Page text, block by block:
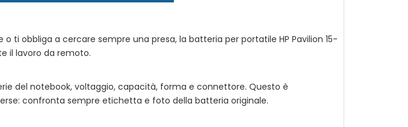
ti obbliga a cercare sempre una presa, la batteria per portatile HP Pavilion 15-
il lavoro da remoto.
del notebook, voltaggio, capacità, forma e connettore. Questo è
confronta sempre etichetta e foto della batteria originale.